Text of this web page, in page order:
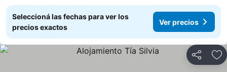
Seleccioná las fechas para ver los
precios exactos
Ver precios
Compartir